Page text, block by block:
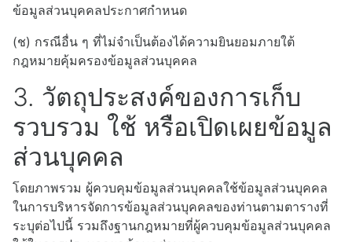
ข้อมูลส่วนบุคคลประกาศกำหนด
(ช) กรณีอื่น ๆ ที่ไม่จำเป็นต้องได้ความยินยอมภายใต้
กฎหมายคุ้มครองข้อมูลส่วนบุคคล
3. วัตถุประสงค์ของการเก็บ
รวบรวม ใช้ หรือเปิดเผยข้อมูล
ส่วนบุคคล
โดยภาพรวม ผู้ควบคุมข้อมูลส่วนบุคคลใช้ข้อมูลส่วนบุคคล
ในการบริหารจัดการข้อมูลส่วนบุคคลของท่านตามตารางที่
ระบุต่อไปนี้ รวมถึงฐานกฎหมายที่ผู้ควบคุมข้อมูลส่วนบุคคล